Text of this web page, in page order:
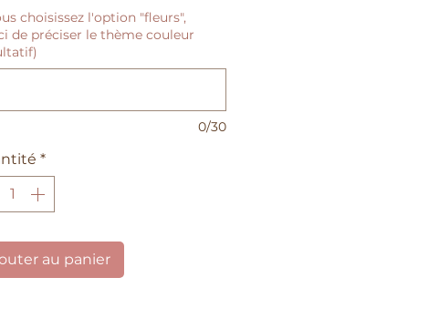
choisissez l'option "fleurs",
de préciser le thème couleur
0/30
*
au panier